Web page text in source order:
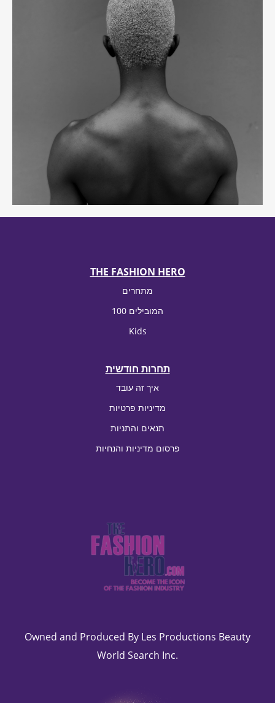
THE FASHION HERO
מתחרים
100 המובילים
Kids
תחרות חודשית
איך זה עובד
מדיניות פרטיות
תנאים והתניות
פרסום מדיניות והנחיות
Owned and Produced By Les Productions Beauty
World Search Inc.